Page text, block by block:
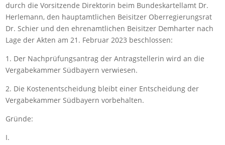
durch die Vorsitzende Direktorin beim Bundeskartellamt Dr.
Herlemann, den hauptamtlichen Beisitzer Oberregierungsrat
Dr. Schier und den ehrenamtlichen Beisitzer Demharter nach
Lage der Akten am 21. Februar 2023 beschlossen:
1. Der Nachprüfungsantrag der Antragstellerin wird an die
Vergabekammer Südbayern verwiesen.
2. Die Kostenentscheidung bleibt einer Entscheidung der
Vergabekammer Südbayern vorbehalten.
Gründe:
I.